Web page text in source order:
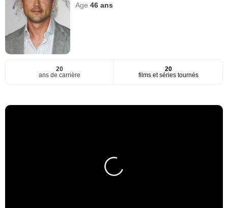
Age46 ans
20
ans de carrière
20
films et séries tournés